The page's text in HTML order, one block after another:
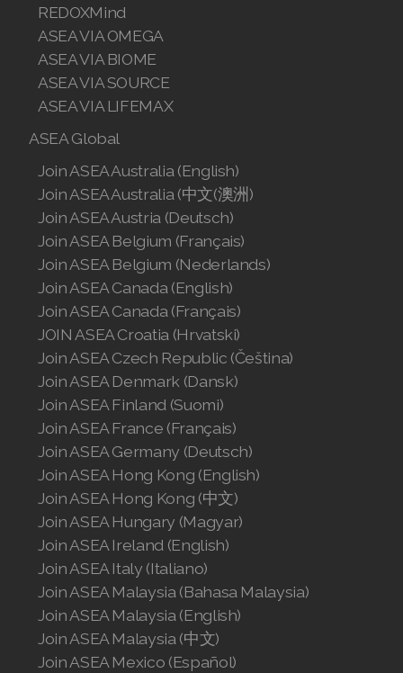
REDOXMind
ASEA VIA OMEGA
ASEA VIA BIOME
ASEA VIA SOURCE
ASEA VIA LIFEMAX
ASEA Global
Join ASEA Australia (English)
Join ASEA Australia (中文(澳洲)
Join ASEA Austria (Deutsch)
Join ASEA Belgium (Français)
Join ASEA Belgium (Nederlands)
Join ASEA Canada (English)
Join ASEA Canada (Français)
JOIN ASEA Croatia (Hrvatski)
Join ASEA Czech Republic (Čeština)
Join ASEA Denmark (Dansk)
Join ASEA Finland (Suomi)
Join ASEA France (Français)
Join ASEA Germany (Deutsch)
Join ASEA Hong Kong (English)
Join ASEA Hong Kong (中文)
Join ASEA Hungary (Magyar)
Join ASEA Ireland (English)
Join ASEA Italy (Italiano)
Join ASEA Malaysia (Bahasa Malaysia)
Join ASEA Malaysia (English)
Join ASEA Malaysia (中文)
Join ASEA Mexico (Español)
Join ASEA Switzerland (Deutsch)
Join ASEA Switzerland (Français)
Join ASEA Thailand (ไทย)
Join ASEA United Kingdom (English)
Join ASEA United States (English)
Join ASEA United States (Español)